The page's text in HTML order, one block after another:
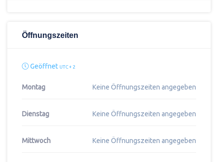
Öffnungszeiten
Geöffnet UTC + 2
Montag Keine Öffnungszeiten angegeben
Dienstag Keine Öffnungszeiten angegeben
Mittwoch Keine Öffnungszeiten angegeben